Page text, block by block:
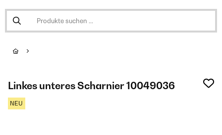
Linkes unteres Scharnier 10049036
NEU